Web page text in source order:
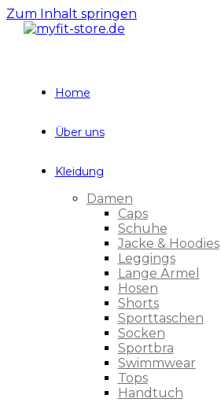
Zum Inhalt springen
Home
Über uns
Kleidung
Damen
Caps
Schuhe
Jacke & Hoodies
Leggings
Lange Ärmel
Hosen
Shorts
Sporttaschen
Socken
Sportbra
Swimmwear
Tops
Handtuch